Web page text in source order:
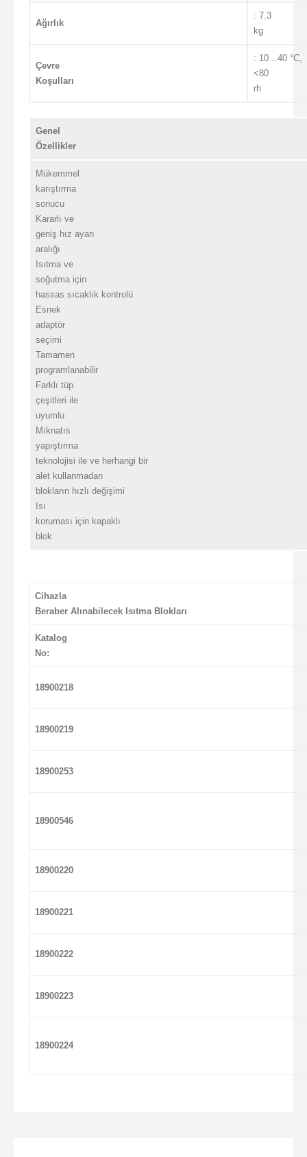
Ağırlık
: 7.3
kg
Çevre
Koşulları
: 10…40 °C,
<80
rh
Genel
Özellikler
Mükemmel
karıştırma
sonucu
Kararlı ve
geniş hız ayarı
aralığı
Isıtma ve
soğutma için
hassas sıcaklık kontrolü
Esnek
adaptör
seçimi
Tamamen
programlanabilir
Farklı tüp
çeşitleri ile
uyumlu
Mıknatıs
yapıştırma
teknolojisi ile ve herhangi bir
alet kullanmadan
blokların hızlı değişimi
Isı
koruması için kapaklı
blok
Cihazla
Beraber Alınabilecek Isıtma Blokları
Katalog
No:
18900218
18900219
18900253
18900546
18900220
18900221
18900222
18900223
18900224